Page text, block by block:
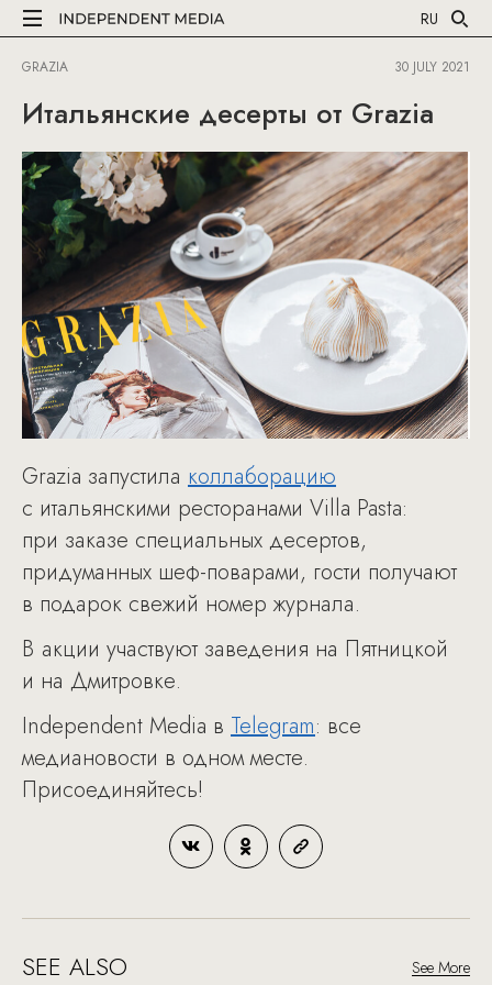
RU
GRAZIA 30 JULY 2021
Итальянские десерты от Grazia
Grazia запустила коллаборацию
с итальянскими ресторанами Villa Pasta:
при заказе специальных десертов,
придуманных шеф-поварами, гости получают
в подарок свежий номер журнала.
В акции участвуют заведения на Пятницкой
и на Дмитровке.
Independent Media в Telegram: все
медиановости в одном месте.
Присоединяйтесь!
SEE ALSO See More